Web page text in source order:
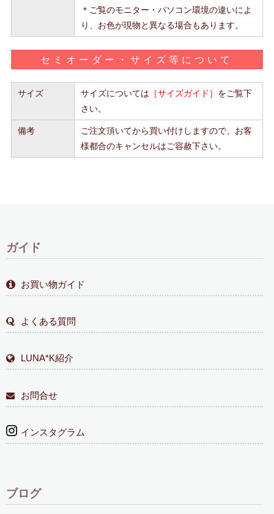
＊ご覧のモニター・パソコン環境の違いによ
り、お色が現物と異なる場合もあります。
セミオーダー・サイズ等について
サイズ サイズについては ［サイズガイド］ をご覧下
さい。
備考
ご注文頂いてから買い付けしますので、お客
様都合のキャンセルはご容赦下さい。
ガイド
お買い物ガイド
よくある質問
LUNA*K紹介
お問合せ
インスタグラム
ブログ